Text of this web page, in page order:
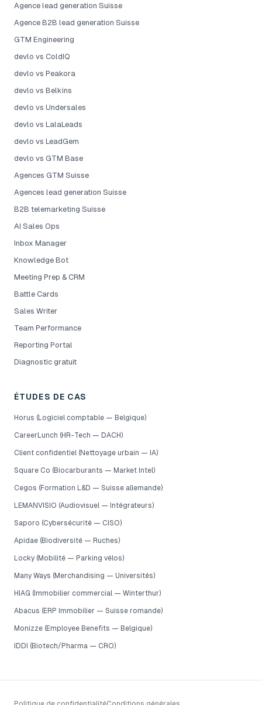
Agence lead generation Suisse
Agence B2B lead generation Suisse
GTM Engineering
devlo vs ColdIQ
devlo vs Peakora
devlo vs Belkins
devlo vs Undersales
devlo vs LalaLeads
devlo vs LeadGem
devlo vs GTM Base
Agences GTM Suisse
Agences lead generation Suisse
B2B telemarketing Suisse
AI Sales Ops
Inbox Manager
Knowledge Bot
Meeting Prep & CRM
Battle Cards
Sales Writer
Team Performance
Reporting Portal
Diagnostic gratuit
ÉTUDES DE CAS
Horus (Logiciel comptable — Belgique)
CareerLunch (HR-Tech — DACH)
Client confidentiel (Nettoyage urbain — IA)
Square Co (Biocarburants — Market Intel)
Cegos (Formation L&D — Suisse allemande)
LEMANVISIO (Audiovisuel — Intégrateurs)
Saporo (Cybersécurité — CISO)
Apidae (Biodiversité — Ruches)
Locky (Mobilité — Parking vélos)
Many Ways (Merchandising — Universités)
HIAG (Immobilier commercial — Winterthur)
Abacus (ERP Immobilier — Suisse romande)
Monizze (Employee Benefits — Belgique)
IDDI (Biotech/Pharma — CRO)